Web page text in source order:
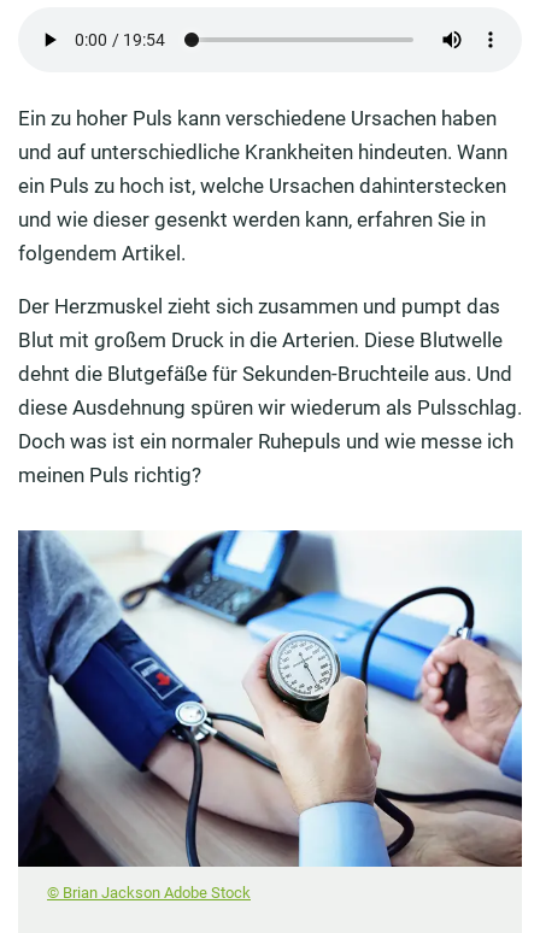
Ursachen für einen verlangsamten Puls
Wie kann man einen hohen Puls senken?
Wie macht sich eine Herzrhythmus-Störung
bemerkbar?
Behandlungsmöglichkeiten bei Vorhofflimmern
Ein zu hoher Puls kann verschiedene Ursachen haben
und auf unterschiedliche Krankheiten hindeuten. Wann
ein Puls zu hoch ist, welche Ursachen dahinterstecken
und wie dieser gesenkt werden kann, erfahren Sie in
folgendem Artikel.
Der Herzmuskel zieht sich zusammen und pumpt das
Blut mit großem Druck in die Arterien. Diese Blutwelle
dehnt die Blutgefäße für Sekunden-Bruchteile aus. Und
diese Ausdehnung spüren wir wiederum als Pulsschlag.
Doch was ist ein normaler Ruhepuls und wie messe ich
meinen Puls richtig?
© Brian Jackson Adobe Stock